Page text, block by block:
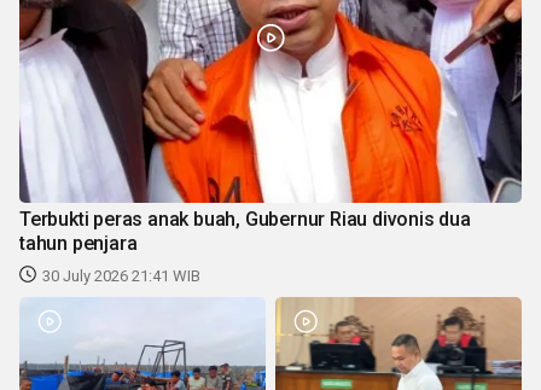
Terbukti peras anak buah, Gubernur Riau divonis dua
tahun penjara
30 July 2026 21:41 WIB